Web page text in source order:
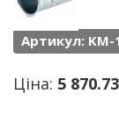
Артикул: KM-
Ціна: 5